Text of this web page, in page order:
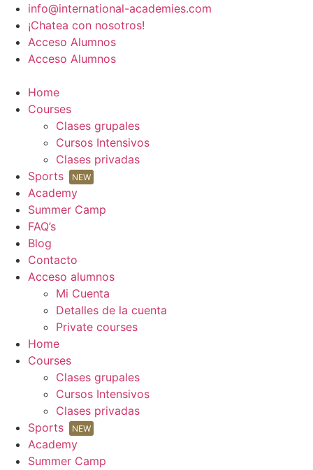
contenido
info@international-academies.com
¡Chatea con nosotros!
Acceso Alumnos
Acceso Alumnos
Home
Courses
Clases grupales
Cursos Intensivos
Clases privadas
Sports
NEW
Academy
Summer Camp
FAQ’s
Blog
Contacto
Acceso alumnos
Mi Cuenta
Detalles de la cuenta
Private courses
Home
Courses
Clases grupales
Cursos Intensivos
Clases privadas
Sports
NEW
Academy
Summer Camp